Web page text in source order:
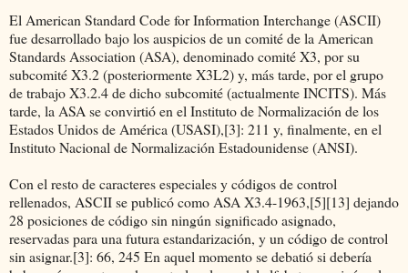
El American Standard Code for Information Interchange (ASCII)
fue desarrollado bajo los auspicios de un comité de la American
Standards Association (ASA), denominado comité X3, por su
subcomité X3.2 (posteriormente X3L2) y, más tarde, por el grupo
de trabajo X3.2.4 de dicho subcomité (actualmente INCITS). Más
tarde, la ASA se convirtió en el Instituto de Normalización de los
Estados Unidos de América (USASI),[3]: 211 y, finalmente, en el
Instituto Nacional de Normalización Estadounidense (ANSI).
Con el resto de caracteres especiales y códigos de control
rellenados, ASCII se publicó como ASA X3.4-1963,[5][13] dejando
28 posiciones de código sin ningún significado asignado,
reservadas para una futura estandarización, y un código de control
sin asignar.[3]: 66, 245 En aquel momento se debatió si debería